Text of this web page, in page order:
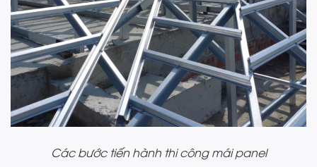
Các bước tiến hành thi công mái panel